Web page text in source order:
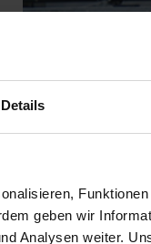
Details
geben wir
Analysen weiter.